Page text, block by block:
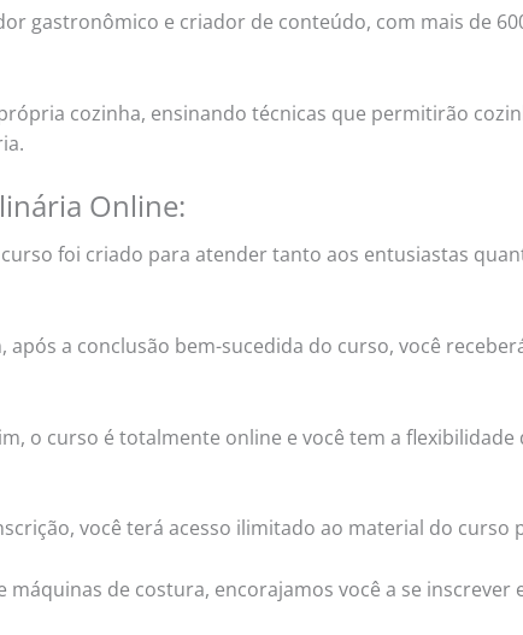
gastronômico e criador de conteúdo, com mais de
cozinha, ensinando técnicas que permitirão
Online:
foi criado para atender tanto aos entusiastas
após a conclusão bem-sucedida do curso, você
o curso é totalmente online e você tem a
você terá acesso ilimitado ao material do curso
de costura, encorajamos você a se inscrever